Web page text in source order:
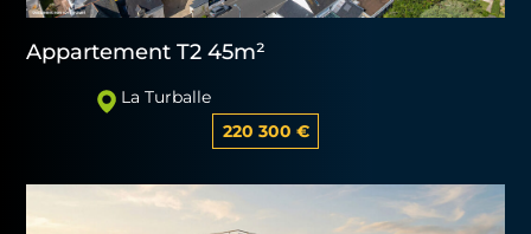
Appartement T2 45m²
La Turballe
220 300 €